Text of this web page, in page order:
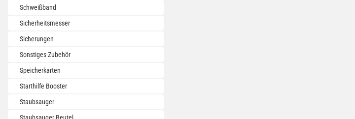
Schweißband
Sicherheitsmesser
Sicherungen
Sonstiges Zubehör
Speicherkarten
Starthilfe Booster
Staubsauger